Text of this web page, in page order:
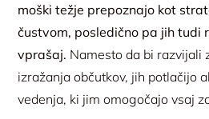
moški težje prepoznajo kot
čustvom, posledično pa jih tudi
vprašaj. Namesto da bi razvijali
izražanja občutkov, jih potlačijo
vedenja, ki jim omogočajo vsaj